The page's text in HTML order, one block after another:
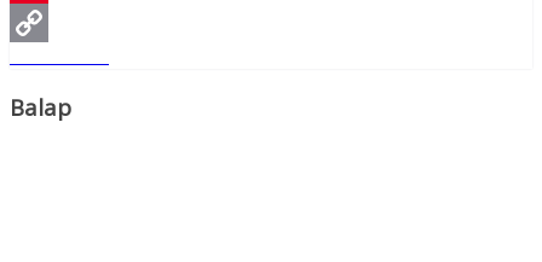
Pinterest
Copy
Link
Balap